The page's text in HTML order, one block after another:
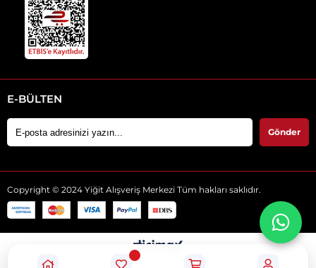
E-BÜLTEN
Gönder
Copyright © 2024 Yiğit Alışveriş Merkezi Tüm hakları saklıdır.